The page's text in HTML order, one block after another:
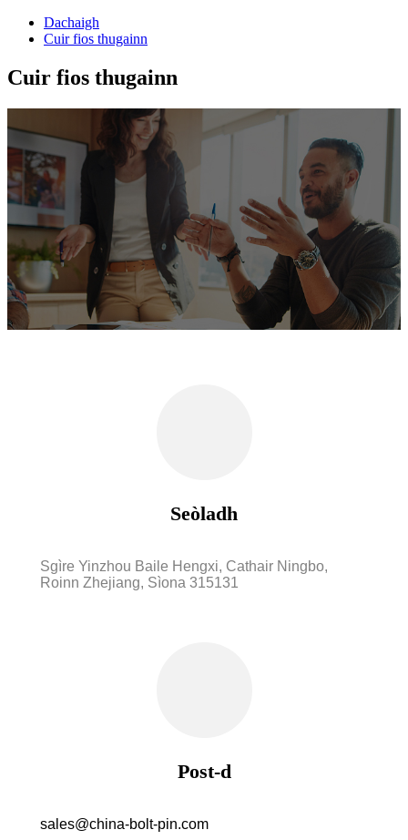
Dachaigh
Cuir fios thugainn
Cuir fios thugainn
Seòladh
Sgìre Yinzhou Baile Hengxi, Cathair Ningbo,
Roinn Zhejiang, Sìona 315131
Post-d
sales@china-bolt-pin.com